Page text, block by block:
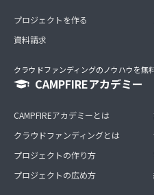
プロジェクトを作る
資料請求
クラウドファンディングのノウハウを無
CAMPFIREアカデミー
CAMPFIREアカデミーとは
クラウドファンディングとは
プロジェクトの作り方
プロジェクトの広め方